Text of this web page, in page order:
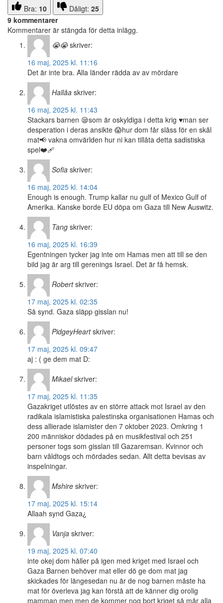
Bra: 10 Dåligt: 25
9 kommentarer
Kommentarer är stängda för detta inlägg.
😭😭 skriver:
16 maj, 2025 kl. 11:16
Det är inte bra. Alla länder rädda av av mördare
Hallåa skriver:
16 maj, 2025 kl. 11:43
Stackars barnen 😪som är oskyldiga i detta krig ♥️man ser
desperation i deras ansikte 😱hur dom får slåss för en skål
mat📢 vakna omvärlden hur ni kan tillåta detta sadistiska
spel❤️‍🩹
Sofia skriver:
16 maj, 2025 kl. 14:04
Enough is enough. Trump kallar nu gulf of Mexico Gulf of
Amerika. Kanske borde EU döpa om Gaza till New Auswitz.
Tang skriver:
16 maj, 2025 kl. 16:39
Egentningen tycker jag inte om Hamas men att till se den
bild jag är arg till gerenings Israel. Det är få hemsk.
Robert skriver:
17 maj, 2025 kl. 02:35
Så synd. Gaza släpp gisslan nu!
PidgeyHeart skriver:
17 maj, 2025 kl. 09:47
aj : ( ge dem mat D:
Mikael skriver:
17 maj, 2025 kl. 11:35
Gazakriget utlöstes av en större attack mot Israel av den
radikala islamistiska palestinska organisationen Hamas och
dess allierade islamister den 7 oktober 2023. Omkring 1
200 människor dödades på en musikfestival och 251
personer togs som gisslan till Gazaremsan. Kvinnor och
barn våldtogs och mördades sedan. Allt detta bevisas av
inspelningar.
Mshire skriver:
17 maj, 2025 kl. 15:14
Allaah synd Gaza¿
Vanja skriver:
19 maj, 2025 kl. 07:40
inte okej dom håller på igen med kriget med Israel och
Gaza Barnen behöver mat eller dö ge dom mat jag
skickades för längesedan nu är de nog barnen måste ha
mat för överleva jag kan förstå att de känner dig orolig
mamman men men de kommer nog bort kriget så mår alla